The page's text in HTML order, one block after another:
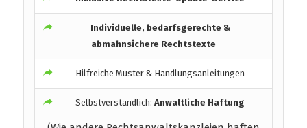
Individuelle, bedarfsgerechte &
abmahnsichere Rechtstexte
Hilfreiche Muster & Handlungsanleitungen
Selbstverständlich:Anwaltliche Haftung